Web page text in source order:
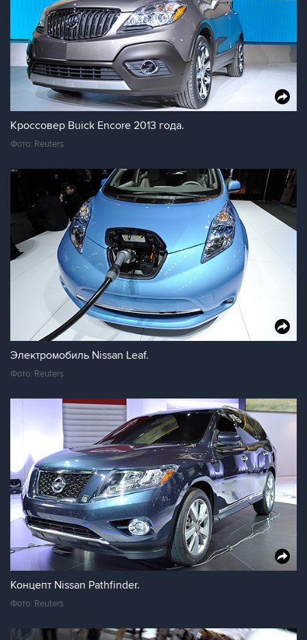
Кроссовер Buick Encore 2013 года.
Фото: Reuters
Электромобиль Nissan Leaf.
Фото: Reuters
Концепт Nissan Pathfinder.
Фото: Reuters